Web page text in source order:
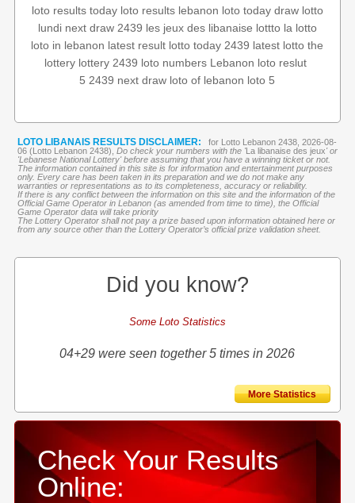
loto results today loto results lebanon loto today draw lotto
lundi next draw 2439 les jeux des libanaise lottto la lotto
loto in lebanon latest result lotto today 2439 latest lotto the
lottery lottery 2439 loto numbers Lebanon loto reslut
2439 5 next draw loto of lebanon loto 5
LOTO LIBANAIS RESULTS DISCLAIMER:
for Lotto Lebanon 2438, 2026-08-
06 (Lotto Lebanon 2438), Do check your numbers with the 'La libanaise des jeux' or
'Lebanese National Lottery' before assuming that you have a winning ticket or not.
The information contained in this site is for information and entertainment purposes
only. Every care has been taken in its preparation and we do not make any
warranties or representations as to its completeness, accuracy or reliability.
If there is any conflict between the information on this site and the information of the
Official Game Operator in Lebanon (as amended from time to time), the Official
Game Operator data will take priority
The Lottery Operator shall not pay a prize based upon information obtained here or
from any source other than the Lottery Operator’s official prize validation sheet.
Did you know?
Some Loto Statistics
04+29 were seen together 5 times in 2026
More Statistics
Check Your Results
Online: